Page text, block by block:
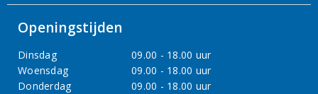
Openingstijden
Dinsdag
09.00 - 18.00 uur
Woensdag
09.00 - 18.00 uur
Donderdag
09.00 - 18.00 uur